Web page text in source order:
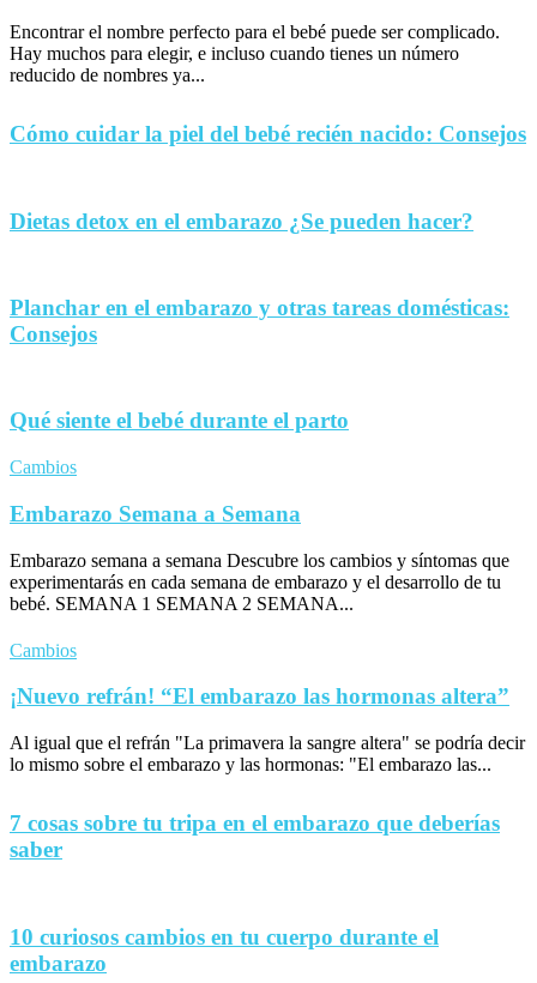
Encontrar el nombre perfecto para el bebé puede ser complicado.
Hay muchos para elegir, e incluso cuando tienes un número
reducido de nombres ya...
Cómo cuidar la piel del bebé recién nacido: Consejos
Dietas detox en el embarazo ¿Se pueden hacer?
Planchar en el embarazo y otras tareas domésticas:
Consejos
Qué siente el bebé durante el parto
Cambios
Embarazo Semana a Semana
Embarazo semana a semana Descubre los cambios y síntomas que
experimentarás en cada semana de embarazo y el desarrollo de tu
bebé. SEMANA 1 SEMANA 2 SEMANA...
Cambios
¡Nuevo refrán! “El embarazo las hormonas altera”
Al igual que el refrán "La primavera la sangre altera" se podría decir
lo mismo sobre el embarazo y las hormonas: "El embarazo las...
7 cosas sobre tu tripa en el embarazo que deberías
saber
10 curiosos cambios en tu cuerpo durante el
embarazo